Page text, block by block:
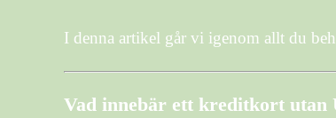
I denna artikel går vi igenom allt du
Vad innebär ett kreditkort utan